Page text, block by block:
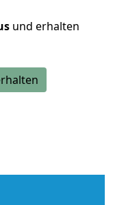
und erhalten